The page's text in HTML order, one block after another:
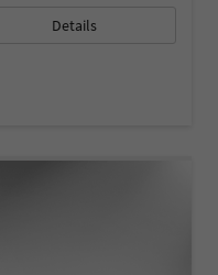
Details